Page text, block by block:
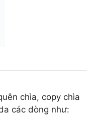
chìa, copy chìa
các dòng như: